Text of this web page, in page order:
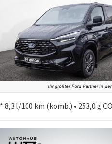
* 8,3 l/100 km (komb.) • 253,0 g